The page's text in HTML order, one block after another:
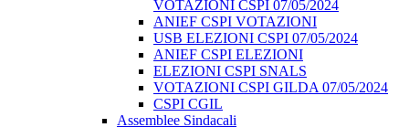
VOTAZIONI CSPI 07/05/2024
ANIEF CSPI VOTAZIONI
USB ELEZIONI CSPI 07/05/2024
ANIEF CSPI ELEZIONI
ELEZIONI CSPI SNALS
VOTAZIONI CSPI GILDA 07/05/2024
CSPI CGIL
Assemblee Sindacali